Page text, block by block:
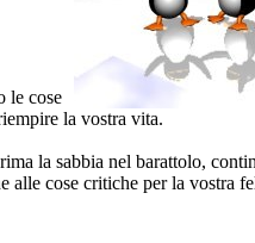
le cose
la vostra vita.
la sabbia nel barattolo,
alle cose critiche per la vostra